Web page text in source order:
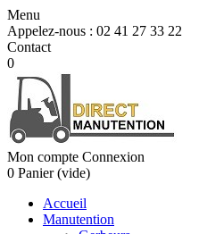
Menu
Appelez-nous : 02 41 27 33 22
Contact
0
Mon compte Connexion
0 Panier (vide)
Accueil
Manutention